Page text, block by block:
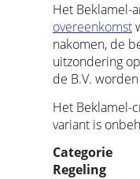
Het Beklamel-
overeenkomst
nakomen, de
uitzondering
de B.V.
Het Beklamel-
variant is
Categorie
Regeling